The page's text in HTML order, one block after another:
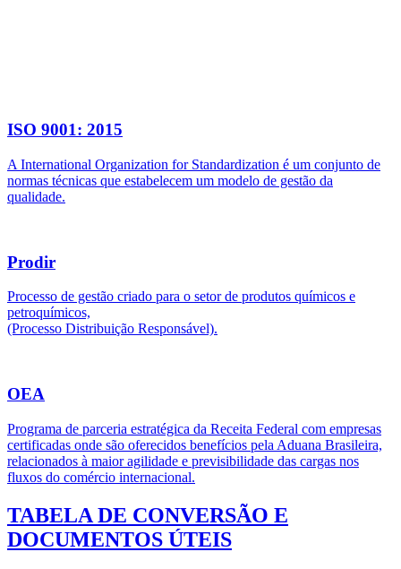
ISO 9001: 2015
A International Organization for Standardization é um conjunto de
normas técnicas que estabelecem um modelo de gestão da
qualidade.
Prodir
Processo de gestão criado para o setor de produtos químicos e
petroquímicos,
(Processo Distribuição Responsável).
OEA
Programa de parceria estratégica da Receita Federal com empresas
certificadas onde são oferecidos benefícios pela Aduana Brasileira,
relacionados à maior agilidade e previsibilidade das cargas nos
fluxos do comércio internacional.
TABELA DE CONVERSÃO E
DOCUMENTOS ÚTEIS